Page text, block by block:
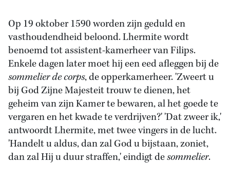
Op 19 oktober 1590 worden zijn geduld en
vasthoudendheid beloond. Lhermite wordt
benoemd tot assistent-kamerheer van Filips.
Enkele dagen later moet hij een eed afleggen bij de
sommelier de corps, de opperkamerheer. 'Zweert u
bij God Zijne Majesteit trouw te dienen, het
geheim van zijn Kamer te bewaren, al het goede te
vergaren en het kwade te verdrijven?' 'Dat zweer ik,'
antwoordt Lhermite, met twee vingers in de lucht.
'Handelt u aldus, dan zal God u bijstaan, zoniet,
dan zal Hij u duur straffen,' eindigt desommelier.